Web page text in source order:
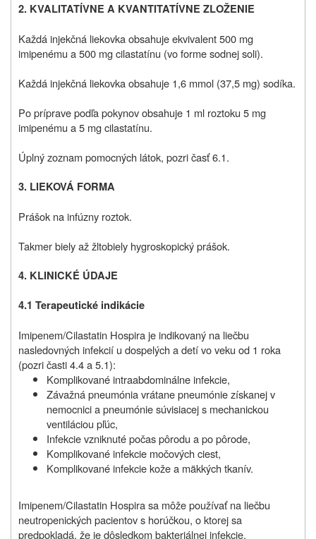
2. KVALITATÍVNE A KVANTITATÍVNE ZLOŽENIE
Každá injekčná liekovka obsahuje ekvivalent 500 mg
imipenému a 500 mg cilastatínu (vo forme sodnej soli).
Každá injekčná liekovka obsahuje 1,6 mmol (37,5 mg) sodíka.
Po príprave podľa pokynov obsahuje 1 ml roztoku 5 mg
imipenému a 5 mg cilastatínu.
Úplný zoznam pomocných látok, pozri časť 6.1.
3. LIEKOVÁ FORMA
Prášok na infúzny roztok.
Takmer biely až žltobiely hygroskopický prášok.
4. KLINICKÉ ÚDAJE
4.1 Terapeutické indikácie
Imipenem/Cilastatin Hospira je indikovaný na liečbu
nasledovných infekcií u dospelých a detí vo veku od 1 roka
(pozri časti 4.4 a 5.1):
Komplikované intraabdominálne infekcie,
Závažná pneumónia vrátane pneumónie získanej v
nemocnici a pneumónie súvisiacej s mechanickou
ventiláciou pľúc,
Infekcie vzniknuté počas pôrodu a po pôrode,
Komplikované infekcie močových ciest,
Komplikované infekcie kože a mäkkých tkanív.
Imipenem/Cilastatin Hospira sa môže používať na liečbu
neutropenických pacientov s horúčkou, o ktorej sa
predpokladá, že je dôsledkom bakteriálnej infekcie.